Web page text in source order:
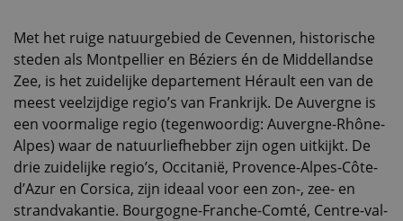
Met het ruige natuurgebied de Cevennen, historische
steden als Montpellier en Béziers én de Middellandse
Zee, is het zuidelijke departement Hérault een van de
meest veelzijdige regio’s van Frankrijk. De Auvergne is
een voormalige regio (tegenwoordig: Auvergne-Rhône-
Alpes) waar de natuurliefhebber zijn ogen uitkijkt. De
drie zuidelijke regio’s, Occitanië, Provence-Alpes-Côte-
d’Azur en Corsica, zijn ideaal voor een zon-, zee- en
strandvakantie. Bourgogne-Franche-Comté, Centre-val-